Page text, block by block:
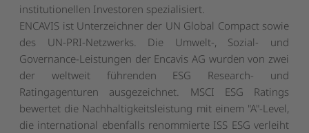
institutionellen Investoren spezialisiert.
ENCAVIS ist Unterzeichner der UN Global Compact sowie
des UN-PRI-Netzwerks. Die Umwelt-, Sozial- und
Governance-Leistungen der Encavis AG wurden von zwei
der weltweit führenden ESG Research- und
Ratingagenturen ausgezeichnet. MSCI ESG Ratings
bewertet die Nachhaltigkeitsleistung mit einem "A"-Level,
die international ebenfalls renommierte ISS ESG verleiht